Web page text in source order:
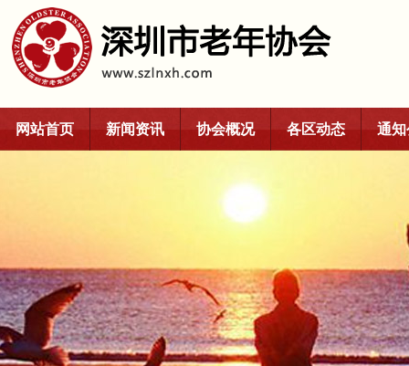
网站首页 新闻资讯 协会概况 各区动态 通